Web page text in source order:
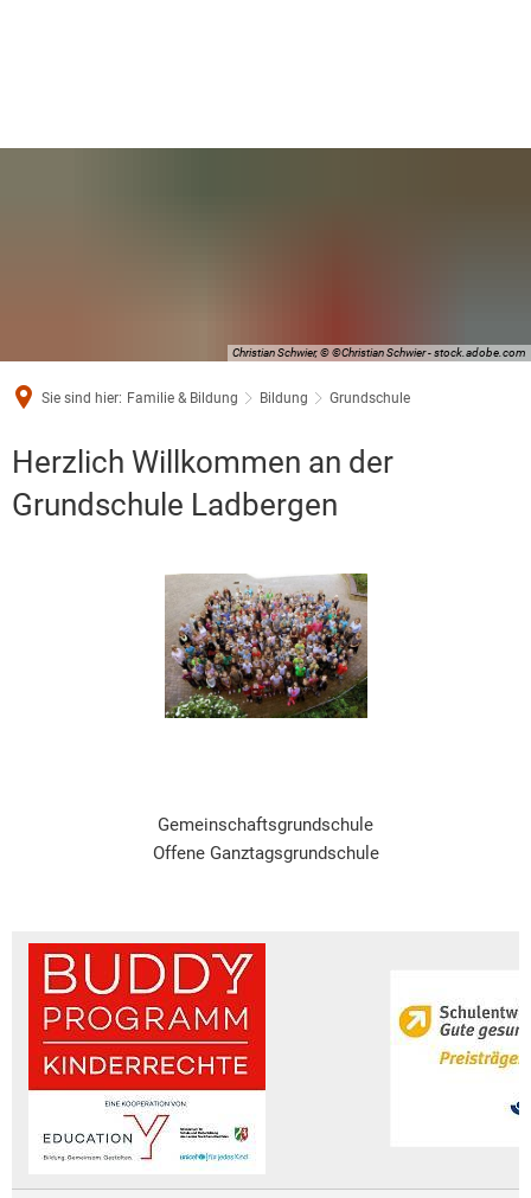
Christian Schwier, © ©Christian Schwier - stock.adobe.com
Sie sind hier: Familie & Bildung Bildung Grundschule
Grundschule
Herzlich Willkommen an der
Grundschule Ladbergen
Gemeinschaftsgrundschule
Offene Ganztagsgrundschule